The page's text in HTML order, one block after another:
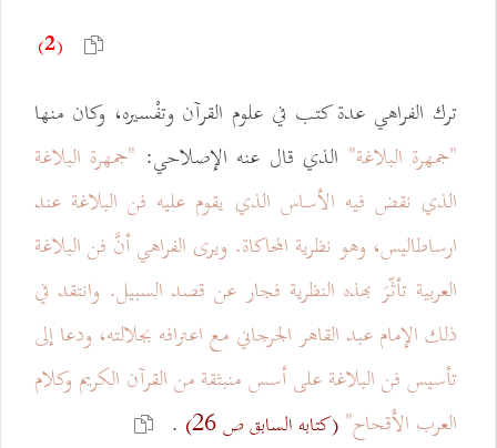
(2)
ترك الفراهي عدة كتب في علوم القرآن وتفْسيره، وكان منها
"جمهرة البلاغة" الذي قال عنه الإصلاحي: "جمهرة البلاغة
الذي نقض فيه الأساس الذي يقوم عليه فن البلاغة عند
ارساطاليس، وهو نظرية المحاكاة. ويرى الفراهي أنَّ فن البلاغة
العربية تأثّرَ بهذه النظرية فجار عن قصد السبيل. وانتقد في
ذلك الإمام عبد القاهر الجرجاني مع اعترافه بجلالته، ودعا إلى
تأسيس فن البلاغة على أسس منبثقة من القرآن الكريم وكلام
العرب الأَقحاح"(كتابه السابق ص 26)
.